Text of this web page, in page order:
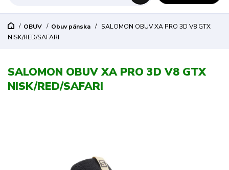
OBUV Obuv pánska
SALOMON OBUV XA PRO 3D V8 GTX
NISK/RED/SAFARI
SALOMON OBUV XA PRO 3D V8 GTX
NISK/RED/SAFARI